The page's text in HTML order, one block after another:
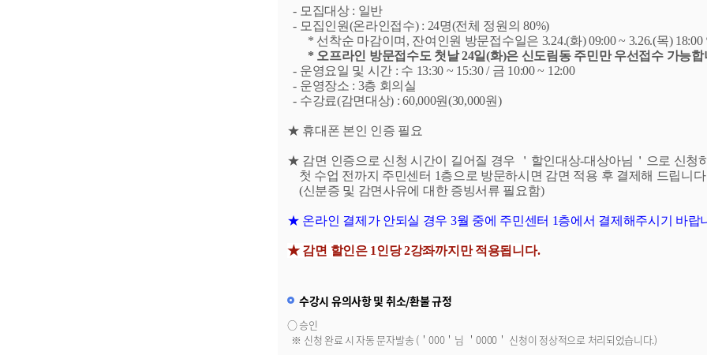
- 모집대상 : 일반
- 모집인원(온라인접수) : 24명(전체 정원의 80%)
* 선착순 마감이며, 잔여인원 방문접수일은 3.24.(화) 09:00 ~ 3.26.(목) 18:00
* 오프라인 방문접수도 첫날 24일(화)은 신도림동 주민만 우선접수 가능합
- 운영요일 및 시간 : 수 13:30 ~ 15:30 / 금 10:00 ~ 12:00
- 운영장소 : 3층 회의실
- 수강료(감면대상) : 60,000원(30,000원)
★ 휴대폰 본인 인증 필요
★ 감면 인증으로 신청 시간이 길어질 경우 ＇할인대상-대상아님＇으로 신청
첫 수업 전까지 주민센터 1층으로 방문하시면 감면 적용 후 결제해 드립니
(신분증 및 감면사유에 대한 증빙서류 필요함)
★ 온라인 결제가 안되실 경우 3월 중에 주민센터 1층에서 결제해주시기 바랍
★ 감면 할인은 1인당 2강좌까지만 적용됩니다.
수강시 유의사항 및 취소/환불 규정
○ 승인
※ 신청 완료 시 자동 문자발송 (＇000＇님 ＇0000＇ 신청이 정상적으로 처리되었습니다.)